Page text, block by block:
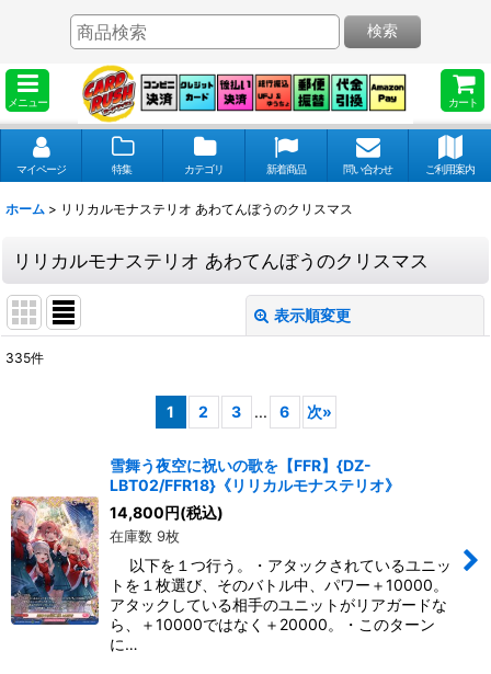
メニュー カート
検索
マイページ 特集 カテゴリ 新着商品 問い合わせ ご利用案内
ホーム > リリカルモナステリオ あわてんぼうのクリスマス
リリカルモナステリオ あわてんぼうのクリスマス
表示順変更
絞り込む
335件
1 2 3 ... 6 次»
雪舞う夜空に祝いの歌を【FFR】{DZ-
LBT02/FFR18}《リリカルモナステリオ》
14,800円(税込)
在庫数 9枚
以下を１つ行う。・アタックされているユニッ
トを１枚選び、そのバトル中、パワー＋10000。
アタックしている相手のユニットがリアガードな
ら、＋10000ではなく＋20000。・このターン
に…